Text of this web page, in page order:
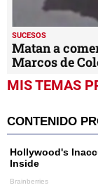
SUCESOS
Matan a
Marcos de
MIS TEMAS